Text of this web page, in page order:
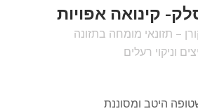
קינואה אפויות
– תזונאי מומחה בתזונה
וניקוי רעלים